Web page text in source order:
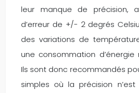
leur manque de précision,
d’erreur de +/- 2 degrés
des variations de
une consommation d’énergie
Ils sont donc recommandés
simples où la précision